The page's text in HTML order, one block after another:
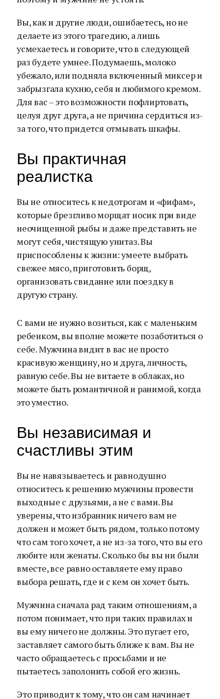
Вы, как и другие люди, ошибаетесь, но не
делаете из этого трагедию, а лишь
усмехаетесь и говорите, что в следующей
раз будете умнее. Подумаешь, молоко
убежало, или подняла включенный миксер и
забрызгала кухню, себя и любимого кремом.
Для вас – это возможности пофлиртовать,
целуя друг друга, а не причина сердиться из-
за того, что придется отмывать шкафы.
Вы практичная
реалистка
Вы не относитесь к недотрогам и «фифам»,
которые брезгливо морщат носик при виде
неочищенной рыбы и даже представить не
могут себя, чистящую унитаз. Вы
приспособлены к жизни: умеете выбрать
свежее мясо, приготовить борщ,
организовать свидание или поездку в
другую страну.
С вами не нужно возиться, как с маленьким
ребенком, вы вполне можете позаботиться о
себе. Мужчина видит в вас не просто
красивую женщину, но и друга, личность,
равную себе. Вы не витаете в облаках, но
можете быть романтичной и ранимой, когда
это уместно.
Вы независимая и
счастливы этим
Вы не навязываетесь и равнодушно
относитесь к решению мужчины провести
выходные с друзьями, а не с вами. Вы
уверены, что избранник ничего вам не
должен и может быть рядом, только потому
что сам того хочет, а не из-за того, что вы его
любите или женаты. Сколько бы вы ни были
вместе, все равно оставляете ему право
выбора решать, где и с кем он хочет быть.
Мужчина сначала рад таким отношениям, а
потом понимает, что при таких правилах и
вы ему ничего не должны. Это пугает его,
заставляет самого быть ближе к вам. Вы не
часто обращаетесь с просьбами и не
пытаетесь заполонить собой его жизнь.
Это приводит к тому, что он сам начинает